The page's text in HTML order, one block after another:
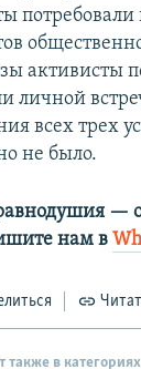
потребовали
активисты
личной
всех трех
не было.
—
нам в
также в категориях